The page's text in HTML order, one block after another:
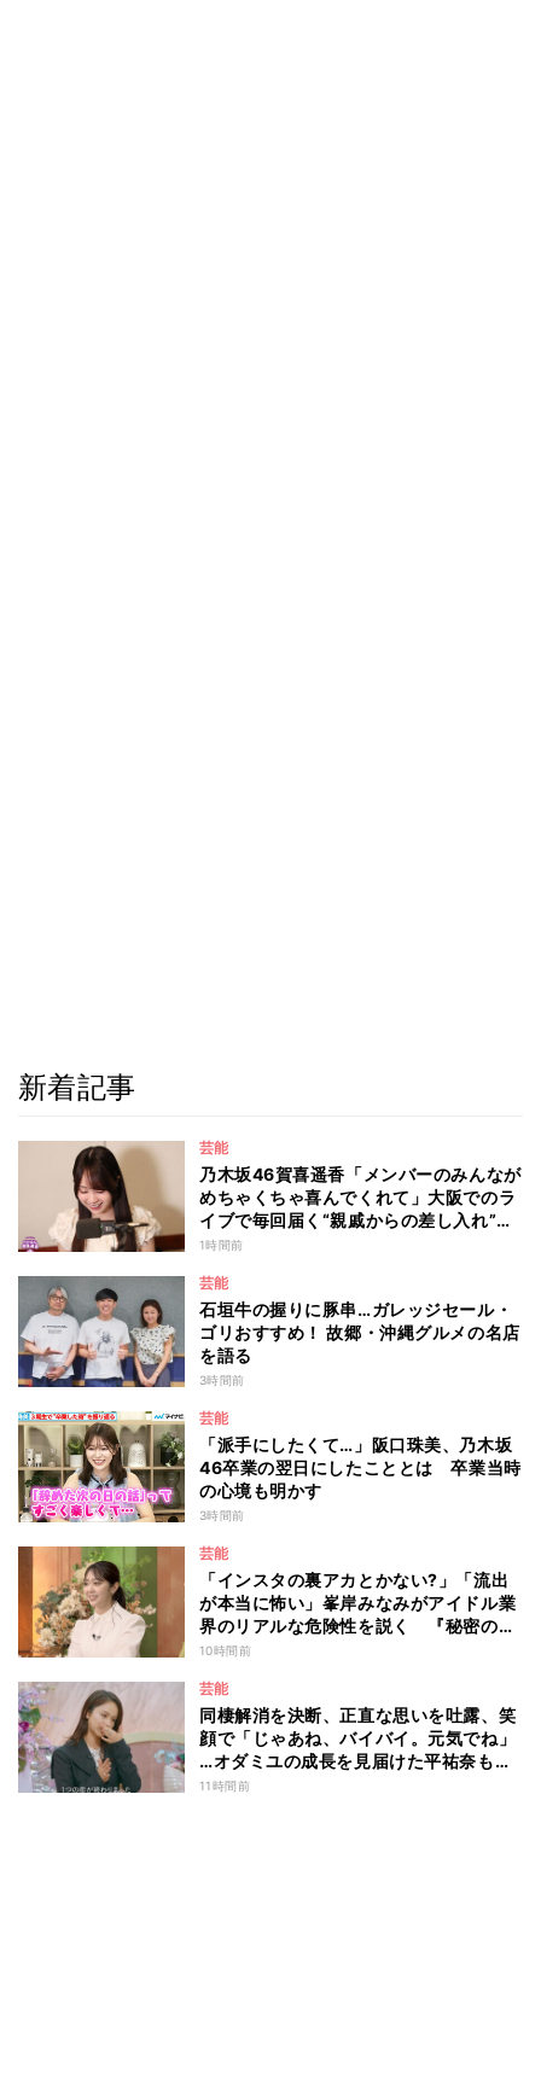
新着記事
芸能
乃木坂46賀喜遥香「メンバーのみんなが
めちゃくちゃ喜んでくれて」大阪でのラ
イブで毎回届く“親戚からの差し入れ”と
は？
1時間前
芸能
石垣牛の握りに豚串…ガレッジセール・
ゴリおすすめ！ 故郷・沖縄グルメの名店
を語る
3時間前
芸能
「派手にしたくて…」阪口珠美、乃木坂
46卒業の翌日にしたこととは 卒業当時
の心境も明かす
3時間前
芸能
「インスタの裏アカとかない?」「流出
が本当に怖い」峯岸みなみがアイドル業
界のリアルな危険性を説く 『秘密のマ
マ園』特別編
10時間前
芸能
同棲解消を決断、正直な思いを吐露、笑
顔で「じゃあね、バイバイ。元気でね」
…オダミユの成長を見届けた平祐奈も思
わず涙 『ガールオアレディ3』
11時間前